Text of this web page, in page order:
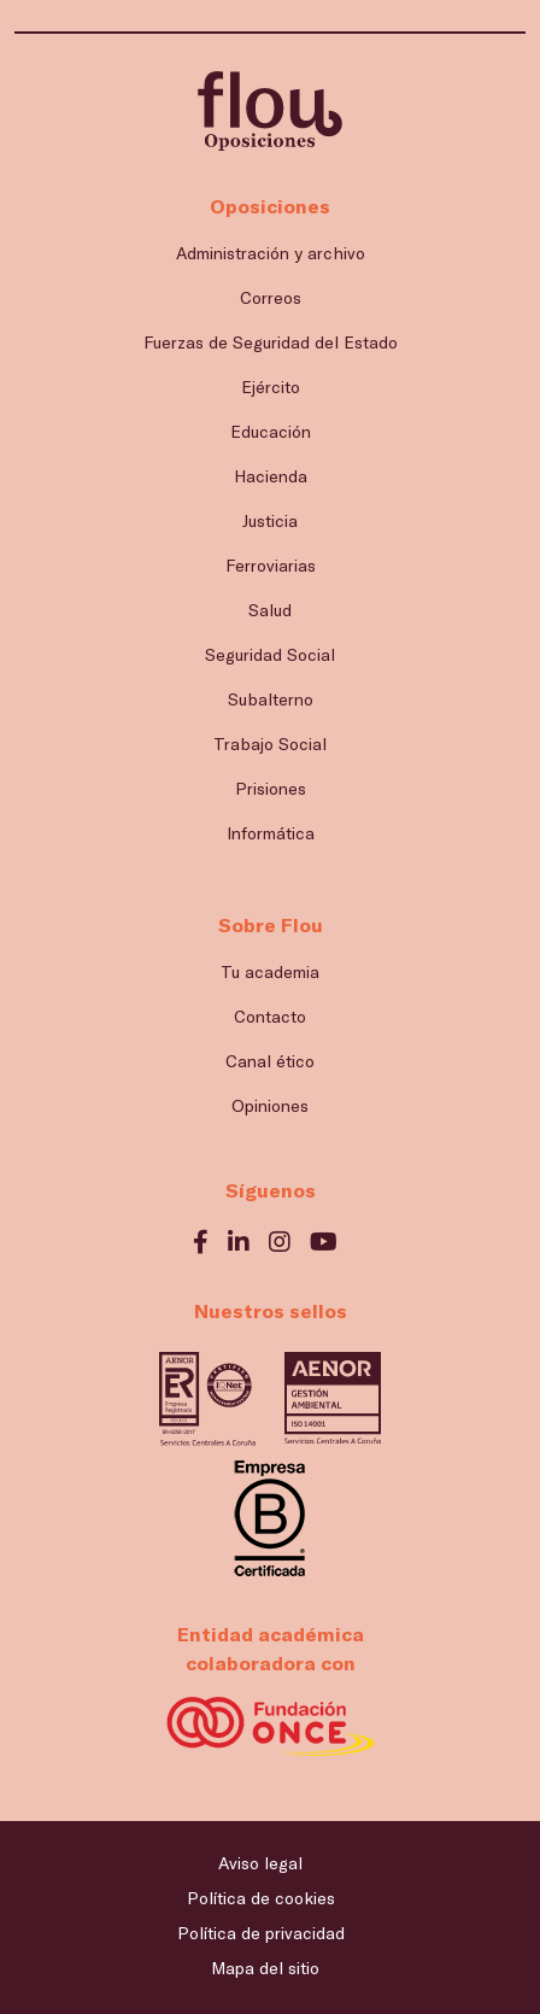
Oposiciones
Administración y archivo
Correos
Fuerzas de Seguridad del Estado
Ejército
Educación
Hacienda
Justicia
Ferroviarias
Salud
Seguridad Social
Subalterno
Trabajo Social
Prisiones
Informática
Sobre Flou
Tu academia
Contacto
Canal ético
Opiniones
Síguenos
Nuestros sellos
Entidad académica
colaboradora con
Aviso legal
Política de cookies
Política de privacidad
Mapa del sitio